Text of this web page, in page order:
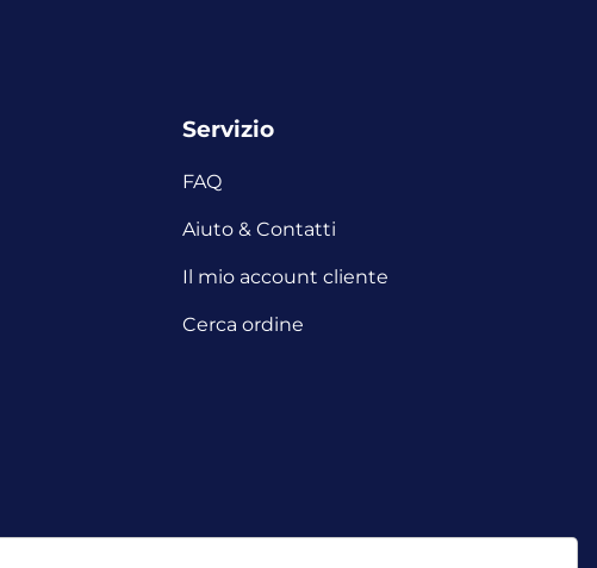
Servizio
FAQ
Aiuto & Contatti
Il mio account cliente
Cerca ordine